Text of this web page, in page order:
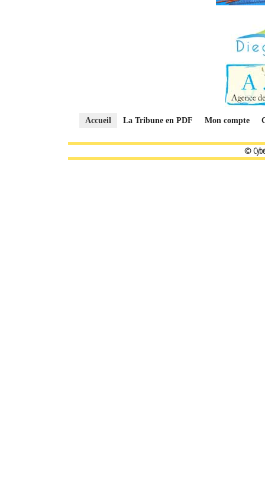
Accueil La Tribune en PDF Mon compte
©